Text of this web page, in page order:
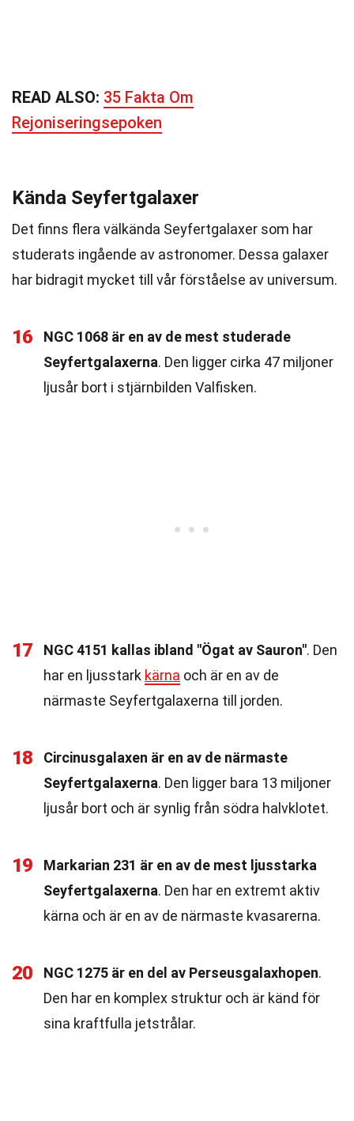
READ ALSO: 35 Fakta Om
Rejoniseringsepoken
Kända Seyfertgalaxer
Det finns flera välkända Seyfertgalaxer som har
studerats ingående av astronomer. Dessa galaxer
har bidragit mycket till vår förståelse av universum.
16
NGC 1068 är en av de mest studerade
Seyfertgalaxerna. Den ligger cirka 47 miljoner
ljusår bort i stjärnbilden Valfisken.
17 NGC 4151 kallas ibland "Ögat av Sauron". Den
har en ljusstark kärna och är en av de
närmaste Seyfertgalaxerna till jorden.
18
Circinusgalaxen är en av de närmaste
Seyfertgalaxerna. Den ligger bara 13 miljoner
ljusår bort och är synlig från södra halvklotet.
19
Markarian 231 är en av de mest ljusstarka
Seyfertgalaxerna. Den har en extremt aktiv
kärna och är en av de närmaste kvasarerna.
20 NGC 1275 är en del av Perseusgalaxhopen.
Den har en komplex struktur och är känd för
sina kraftfulla jetstrålar.